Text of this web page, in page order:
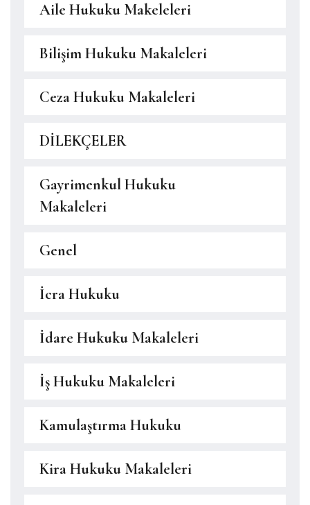
Aile Hukuku Makeleleri
Bilişim Hukuku Makaleleri
Ceza Hukuku Makaleleri
DİLEKÇELER
Gayrimenkul Hukuku
Makaleleri
Genel
İcra Hukuku
İdare Hukuku Makaleleri
İş Hukuku Makaleleri
Kamulaştırma Hukuku
Kira Hukuku Makaleleri